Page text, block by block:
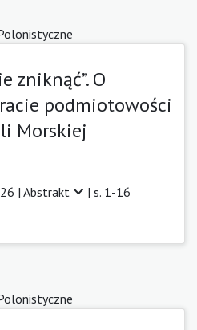
zniknąć”. O
podmiotowości
Morskiej
| Abstrakt | s. 1-16